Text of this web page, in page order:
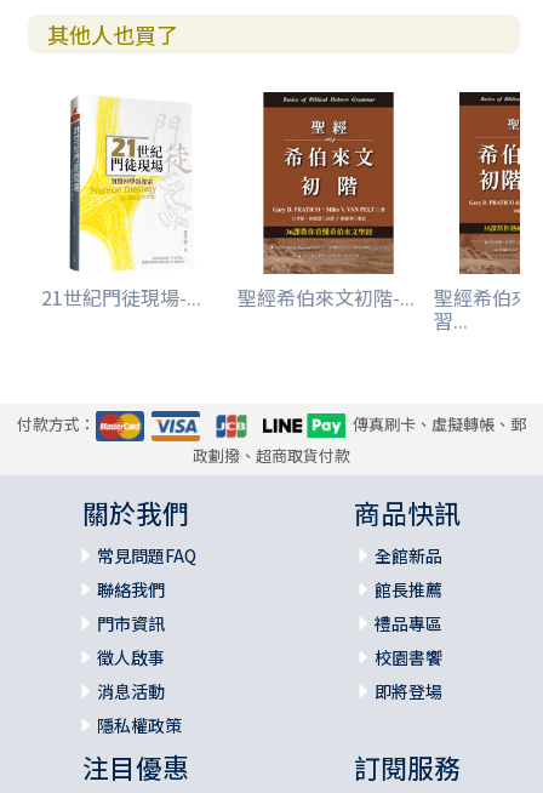
其他人也買了
21世紀門徒現場-... 聖經希伯來文初階-... 聖經希伯來
習...
付款方式：
傳真刷卡、虛擬轉帳、郵
政劃撥、超商取貨付款
關於我們
常見問題FAQ
聯絡我們
門市資訊
徵人啟事
消息活動
隱私權政策
商品快訊
全館新品
館長推薦
禮品專區
校園書饗
即將登場
注目優惠 訂閱服務